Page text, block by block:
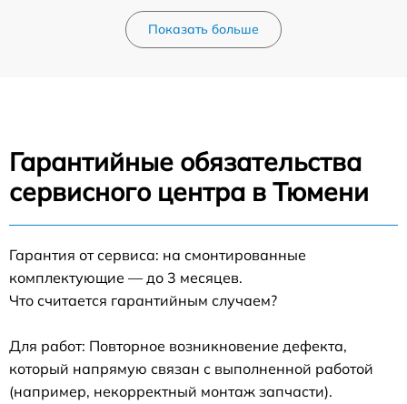
Показать больше
Гарантийные обязательства
сервисного центра в Тюмени
Гарантия от сервиса: на смонтированные
комплектующие — до 3 месяцев.
Что считается гарантийным случаем?
Для работ: Повторное возникновение дефекта,
который напрямую связан с выполненной работой
(например, некорректный монтаж запчасти).